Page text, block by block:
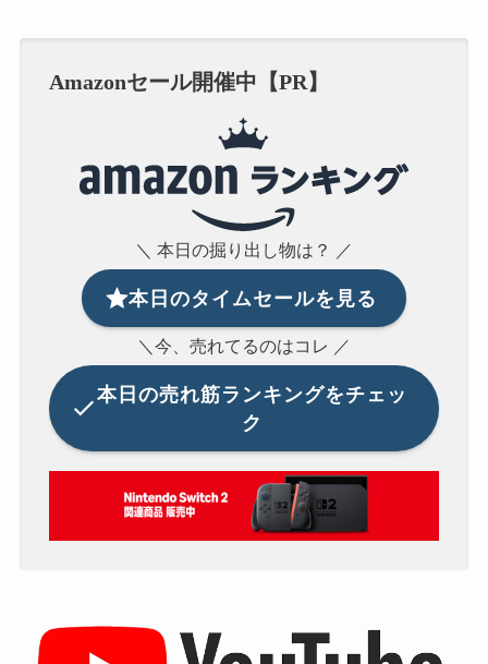
Amazonセール開催中【PR】
＼ 本日の掘り出し物は？ ／
本日のタイムセールを見る
＼今、売れてるのはコレ ／
本日の売れ筋ランキングをチェッ
ク